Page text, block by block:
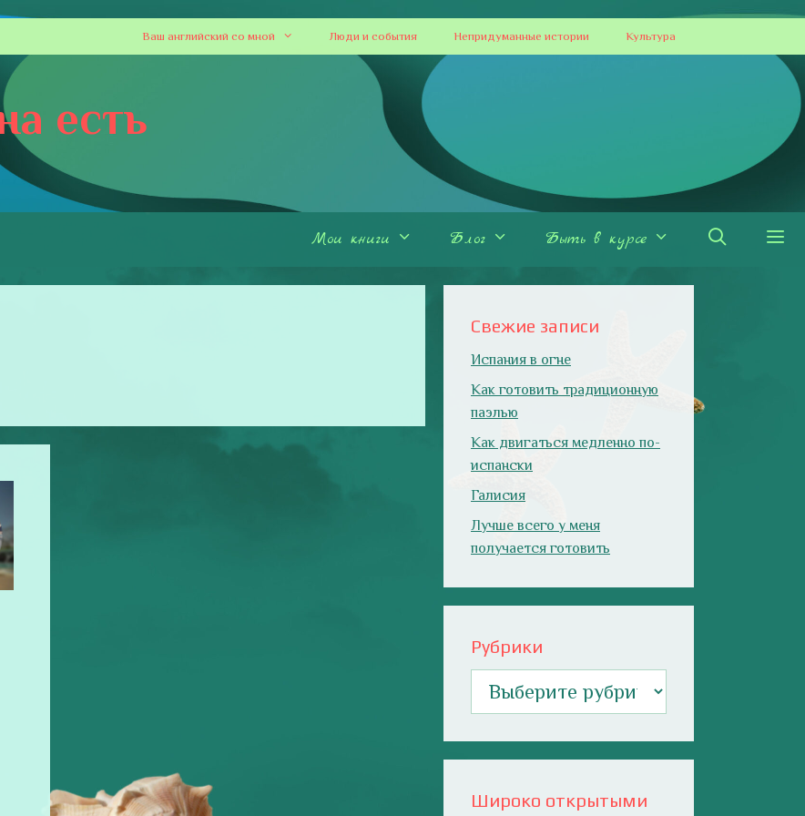
Ваш английский со мной Люди и события Непридуманные истории Культура
есть
Мои книги Блог Быть в курсе
Свежие записи
Испания в огне
Как готовить традиционную
паэлью
Как двигаться медленно по-
испански
Галисия
Лучше всего у меня
получается готовить
Рубрики
Широко открытыми